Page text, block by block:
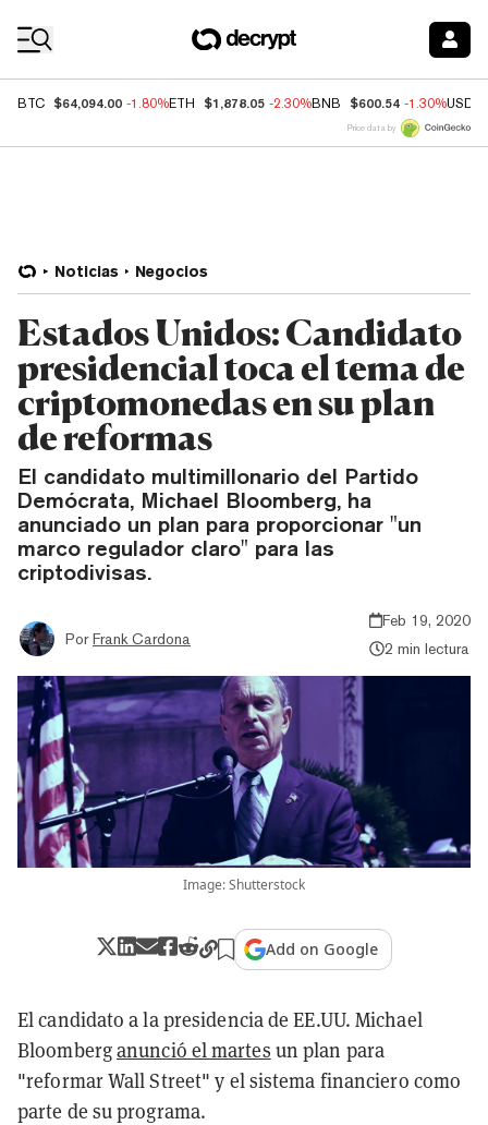
BTC $64,094.00 -1.80%ETH $1,878.05 -2.30%BNB $600.54 -1.30%USDC
Price data by
Noticias Negocios
Estados Unidos: Candidato
presidencial toca el tema de
criptomonedas en su plan
de reformas
El candidato multimillonario del Partido
Demócrata, Michael Bloomberg, ha
anunciado un plan para proporcionar "un
marco regulador claro" para las
criptodivisas.
Por Frank Cardona
Feb 19, 2020
2 min lectura
Image: Shutterstock
Add on Google
El candidato a la presidencia de EE.UU. Michael
Bloomberganunció el martes un plan para
"reformar Wall Street" y el sistema financiero como
parte de su programa.